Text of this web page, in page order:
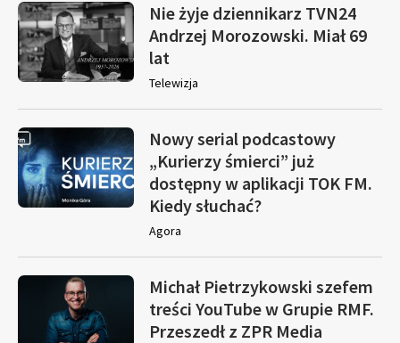
Nie żyje dziennikarz TVN24
Andrzej Morozowski. Miał 69
lat
Telewizja
Nowy serial podcastowy
„Kurierzy śmierci” już
dostępny w aplikacji TOK FM.
Kiedy słuchać?
Agora
Michał Pietrzykowski szefem
treści YouTube w Grupie RMF.
Przeszedł z ZPR Media